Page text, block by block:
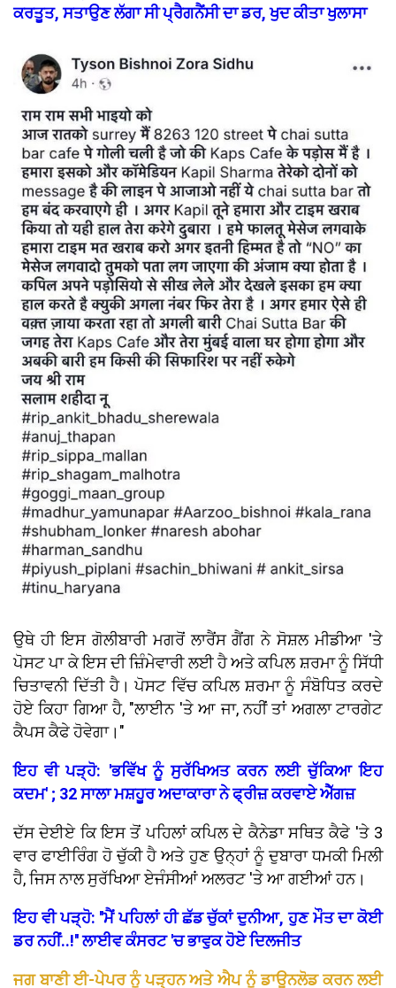
ਕਰਤੂਤ, ਸਤਾਉਣ ਲੱਗਾ ਸੀ ਪ੍ਰੈਗਨੈਂਸੀ ਦਾ ਡਰ, ਖੁਦ ਕੀਤਾ ਖੁਲਾਸਾ
ਉਥੇ ਹੀ ਇਸ ਗੋਲੀਬਾਰੀ ਮਗਰੋਂ ਲਾਰੈਂਸ ਗੈਂਗ ਨੇ ਸੋਸ਼ਲ ਮੀਡੀਆ 'ਤੇ
ਪੋਸਟ ਪਾ ਕੇ ਇਸ ਦੀ ਜ਼ਿੰਮੇਵਾਰੀ ਲਈ ਹੈ ਅਤੇ ਕਪਿਲ ਸ਼ਰਮਾ ਨੂੰ ਸਿੱਧੀ
ਚਿਤਾਵਨੀ ਦਿੱਤੀ ਹੈ। ਪੋਸਟ ਵਿੱਚ ਕਪਿਲ ਸ਼ਰਮਾ ਨੂੰ ਸੰਬੋਧਿਤ ਕਰਦੇ
ਹੋਏ ਕਿਹਾ ਗਿਆ ਹੈ, "ਲਾਈਨ 'ਤੇ ਆ ਜਾ, ਨਹੀਂ ਤਾਂ ਅਗਲਾ ਟਾਰਗੇਟ
ਕੈਪਸ ਕੈਫੇ ਹੋਵੇਗਾ।"
ਇਹ ਵੀ ਪੜ੍ਹੋ: 'ਭਵਿੱਖ ਨੂੰ ਸੁਰੱਖਿਅਤ ਕਰਨ ਲਈ ਚੁੱਕਿਆ ਇਹ
ਕਦਮ' ; 32 ਸਾਲਾ ਮਸ਼ਹੂਰ ਅਦਾਕਾਰਾ ਨੇ ਫ੍ਰੀਜ਼ ਕਰਵਾਏ ਐੱਗਜ਼
ਦੱਸ ਦੇਈਏ ਕਿ ਇਸ ਤੋਂ ਪਹਿਲਾਂ ਕਪਿਲ ਦੇ ਕੈਨੇਡਾ ਸਥਿਤ ਕੈਫੇ 'ਤੇ 3
ਵਾਰ ਫਾਈਰਿੰਗ ਹੋ ਚੁੱਕੀ ਹੈ ਅਤੇ ਹੁਣ ਉਨ੍ਹਾਂ ਨੂੰ ਦੁਬਾਰਾ ਧਮਕੀ ਮਿਲੀ
ਹੈ, ਜਿਸ ਨਾਲ ਸੁਰੱਖਿਆ ਏਜੰਸੀਆਂ ਅਲਰਟ 'ਤੇ ਆ ਗਈਆਂ ਹਨ।
ਇਹ ਵੀ ਪੜ੍ਹੋ: ''ਮੈਂ ਪਹਿਲਾਂ ਹੀ ਛੱਡ ਚੁੱਕਾਂ ਦੁਨੀਆ, ਹੁਣ ਮੌਤ ਦਾ ਕੋਈ
ਡਰ ਨਹੀਂ..!'' ਲਾਈਵ ਕੰਸਰਟ 'ਚ ਭਾਵੁਕ ਹੋਏ ਦਿਲਜੀਤ
ਜਗ ਬਾਣੀ ਈ-ਪੇਪਰ ਨੂੰ ਪੜ੍ਹਨ ਅਤੇ ਐਪ ਨੂੰ ਡਾਊਨਲੋਡ ਕਰਨ ਲਈ